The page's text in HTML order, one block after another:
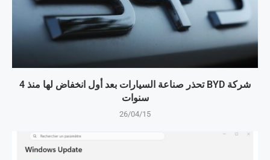
شركة BYD تحذر صناعة السيارات بعد أول انخفاض لها منذ 4
سنوات
26/04/15